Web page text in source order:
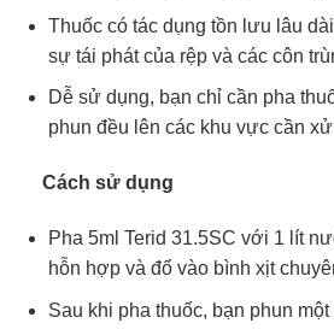
Thuốc có tác dụng tồn lưu lâu
sự tái phát của rệp và các côn
Dễ sử dụng, bạn chỉ cần pha
phun đều lên các khu vực cần
Cách sử dụng
Pha 5ml Terid 31.5SC với 1 lít
hỗn hợp và đổ vào bình xịt
Sau khi pha thuốc, bạn phun